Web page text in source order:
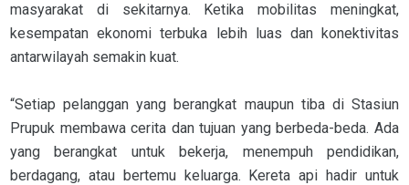
masyarakat di sekitarnya. Ketika mobilitas meningkat,
kesempatan ekonomi terbuka lebih luas dan konektivitas
antarwilayah semakin kuat.
“Setiap pelanggan yang berangkat maupun tiba di Stasiun
Prupuk membawa cerita dan tujuan yang berbeda-beda. Ada
yang berangkat untuk bekerja, menempuh pendidikan,
berdagang, atau bertemu keluarga. Kereta api hadir untuk